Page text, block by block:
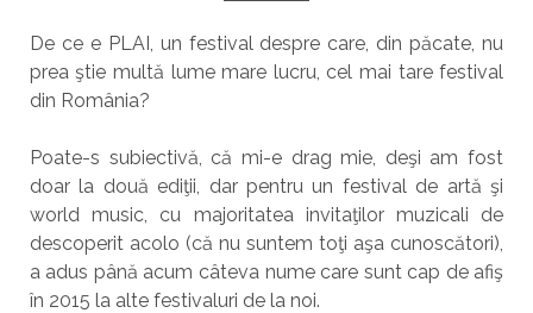
De ce e PLAI, un festival despre care, din păcate, nu
prea ştie multă lume mare lucru, cel mai tare festival
din România?
Poate-s subiectivă, că mi-e drag mie, deşi am fost
doar la două ediţii, dar pentru un festival de artă şi
world music, cu majoritatea invitaţilor muzicali de
descoperit acolo (că nu suntem toţi aşa cunoscători),
a adus până acum câteva nume care sunt cap de afiş
în 2015 la alte festivaluri de la noi.